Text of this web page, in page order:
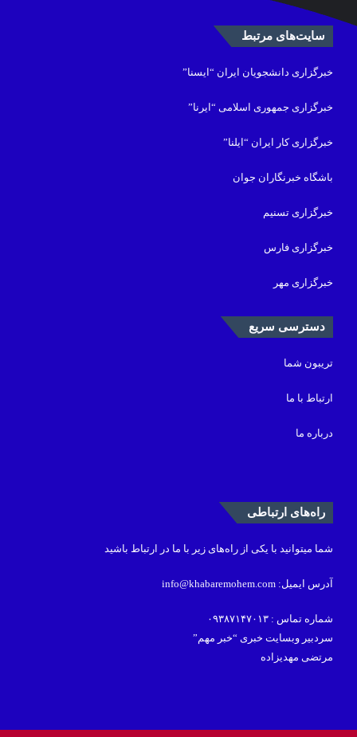
سایت‌های مرتبط
خبرگزاری دانشجویان ایران “ایسنا”
خبرگزاری جمهوری اسلامی “ایرنا”
خبرگزاری کار ایران “ایلنا”
باشگاه خبرنگاران جوان
خبرگزاری تسنیم
خبرگزاری فارس
خبرگزاری مهر
دسترسی سریع
تریبون شما
ارتباط با ما
درباره ما
راه‌های ارتباطی
شما میتوانید با یکی از راه‌های زیر با ما در ارتباط باشید
آدرس ایمیل: info@khabaremohem.com
شماره تماس : ۰۹۳۸۷۱۴۷۰۱۳
سردبیر وبسایت خبری “خبر مهم”
مرتضی مهدیزاده